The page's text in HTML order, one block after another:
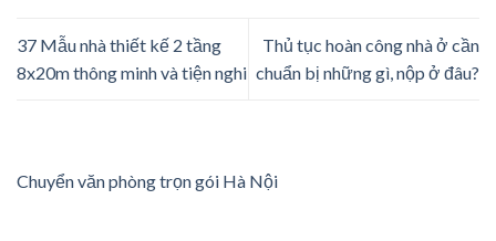
37 Mẫu nhà thiết kế 2 tầng
8x20m thông minh và tiện nghi
Thủ tục hoàn công nhà ở cần
chuẩn bị những gì, nộp ở đâu?
Chuyển văn phòng trọn gói Hà Nội